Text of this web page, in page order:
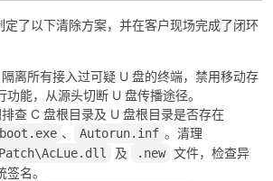
定了以下清除方案，并在客户现场完成了闭环
隔离所有接入过可疑 U 盘的终端，禁用移动存
能，从源头切断 U 盘传播途径。
查 C 盘根目录及 U 盘根目录是否存在
boot.exe 、 Autorun.inf 。清理
及 .new 文件，检查异
名。